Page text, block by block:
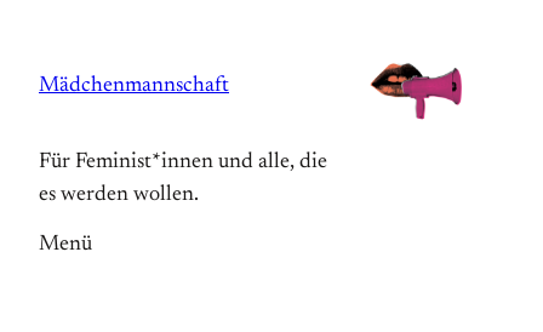
springen
Mädchenmannschaft
Für Feminist*innen und alle, die
es werden wollen.
Menü